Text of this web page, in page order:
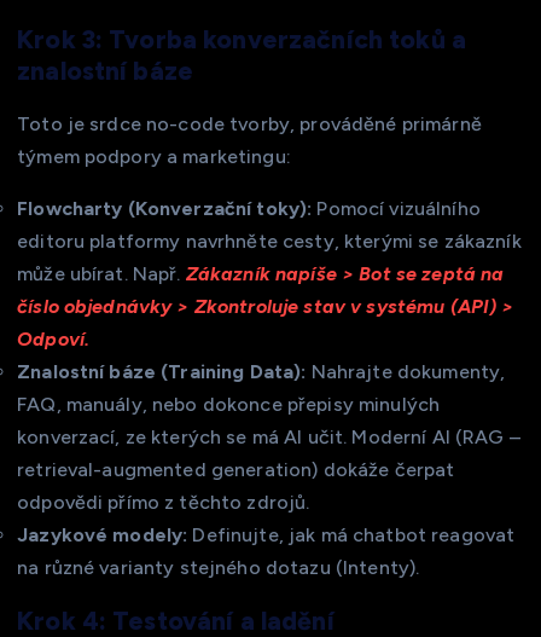
Krok 3: Tvorba konverzačních toků a
znalostní báze
Toto je srdce no-code tvorby, prováděné primárně
týmem podpory a marketingu:
Flowcharty (Konverzační toky): Pomocí vizuálního
editoru platformy navrhněte cesty, kterými se zákazník
může ubírat. Např. Zákazník napíše > Bot se zeptá na
číslo objednávky > Zkontroluje stav v systému (API) >
Odpoví.
Znalostní báze (Training Data): Nahrajte dokumenty,
FAQ, manuály, nebo dokonce přepisy minulých
konverzací, ze kterých se má AI učit. Moderní AI (RAG –
retrieval-augmented generation) dokáže čerpat
odpovědi přímo z těchto zdrojů.
Jazykové modely: Definujte, jak má chatbot reagovat
na různé varianty stejného dotazu (Intenty).
Krok 4: Testování a ladění